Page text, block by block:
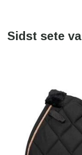
Sidst sete